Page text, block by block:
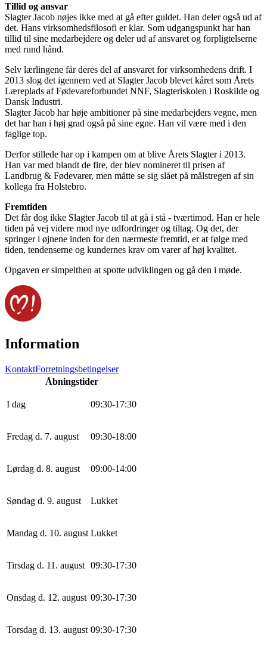
Tillid og ansvar
Slagter Jacob nøjes ikke med at gå efter guldet. Han deler også ud af
det. Hans virksomhedsfilosofi er klar. Som udgangspunkt har han
tillid til sine medarbejdere og deler ud af ansvaret og forpligtelserne
med rund hånd.
Selv lærlingene får deres del af ansvaret for virksomhedens drift. I
2013 slog det igennem ved at Slagter Jacob blevet kåret som Årets
Læreplads af Fødevareforbundet NNF, Slagteriskolen i Roskilde og
Dansk Industri.
Slagter Jacob har høje ambitioner på sine medarbejders vegne, men
det har han i høj grad også på sine egne. Han vil være med i den
faglige top.
Derfor stillede har op i kampen om at blive Årets Slagter i 2013.
Han var med blandt de fire, der blev nomineret til prisen af
Landbrug & Fødevarer, men måtte se sig slået på målstregen af sin
kollega fra Holstebro.
Fremtiden
Det får dog ikke Slagter Jacob til at gå i stå - tværtimod. Han er hele
tiden på vej videre mod nye udfordringer og tiltag. Og det, der
springer i øjnene inden for den nærmeste fremtid, er at følge med
tiden, tendenserne og kundernes krav om varer af høj kvalitet.
Opgaven er simpelthen at spotte udviklingen og gå den i møde.
Information
KontaktForretningsbetingelser
Åbningstider
I dag 09:30-17:30
Fredag d. 7. august 09:30-18:00
Lørdag d. 8. august 09:00-14:00
Søndag d. 9. august Lukket
Mandag d. 10. august Lukket
Tirsdag d. 11. august 09:30-17:30
Onsdag d. 12. august 09:30-17:30
Torsdag d. 13. august 09:30-17:30